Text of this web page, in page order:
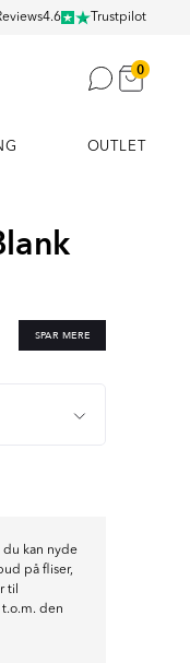
4.6 Trustpilot
0
OUTLET
SPAR MERE
du kan nyde
på fliser,
til
den